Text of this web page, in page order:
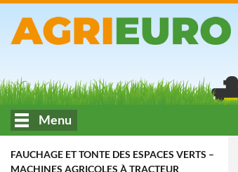
Menu
FAUCHAGE ET TONTE DES ESPACES VERTS –
MACHINES AGRICOLES À TRACTEUR